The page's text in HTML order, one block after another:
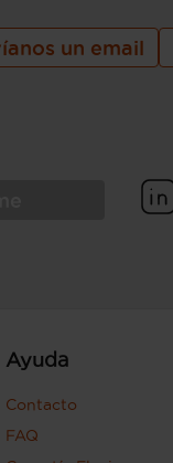
un email
Ayuda
Contacto
FAQ